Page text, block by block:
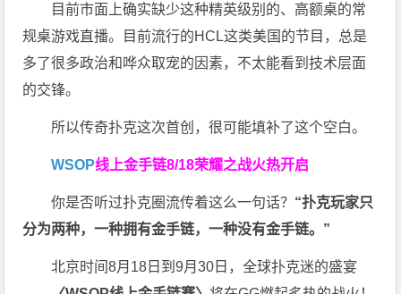
目前市面上确实缺少这种精英级别的、高额桌的常
规桌游戏直播。目前流行的HCL这类美国的节目，总是
多了很多政治和哗众取宠的因素，不太能看到技术层面
的交锋。
所以传奇扑克这次首创，很可能填补了这个空白。
WSOP线上金手链8/18荣耀之战火热开启
你是否听过扑克圈流传着这么一句话？ “扑克玩家只
分为两种，一种拥有金手链，一种没有金手链。”
北京时间8月18日到9月30日，全球扑克迷的盛宴